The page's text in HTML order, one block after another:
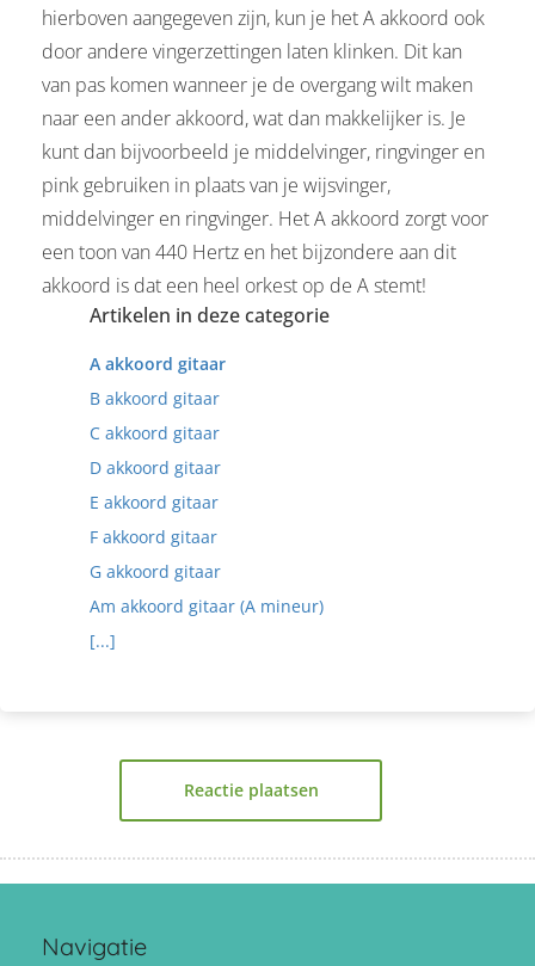
hierboven aangegeven zijn, kun je het A akkoord ook
door andere vingerzettingen laten klinken. Dit kan
van pas komen wanneer je de overgang wilt maken
naar een ander akkoord, wat dan makkelijker is. Je
kunt dan bijvoorbeeld je middelvinger, ringvinger en
pink gebruiken in plaats van je wijsvinger,
middelvinger en ringvinger. Het A akkoord zorgt voor
een toon van 440 Hertz en het bijzondere aan dit
akkoord is dat een heel orkest op de A stemt!
Artikelen in deze categorie
A akkoord gitaar
B akkoord gitaar
C akkoord gitaar
D akkoord gitaar
E akkoord gitaar
F akkoord gitaar
G akkoord gitaar
Am akkoord gitaar (A mineur)
[...]
Reactie plaatsen
Navigatie